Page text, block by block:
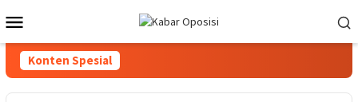
ke
kontenMobile
Konten Spesial